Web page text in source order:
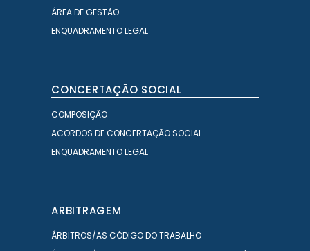
ÁREA DE GESTÃO
ENQUADRAMENTO LEGAL
CONCERTAÇÃO SOCIAL
COMPOSIÇÃO
ACORDOS DE CONCERTAÇÃO SOCIAL
ENQUADRAMENTO LEGAL
ARBITRAGEM
ÁRBITROS/AS CÓDIGO DO TRABALHO